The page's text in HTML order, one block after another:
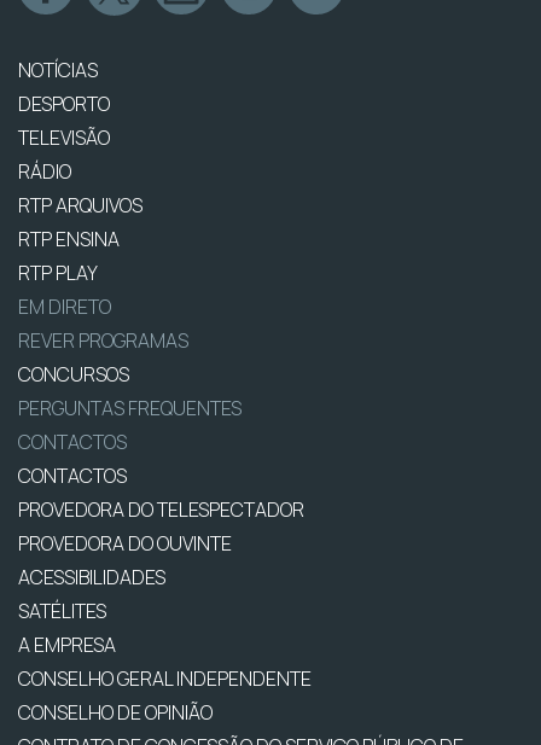
NOTÍCIAS
DESPORTO
TELEVISÃO
RÁDIO
RTP ARQUIVOS
RTP ENSINA
RTP PLAY
EM DIRETO
REVER PROGRAMAS
CONCURSOS
PERGUNTAS FREQUENTES
CONTACTOS
CONTACTOS
PROVEDORA DO TELESPECTADOR
PROVEDORA DO OUVINTE
ACESSIBILIDADES
SATÉLITES
A EMPRESA
CONSELHO GERAL INDEPENDENTE
CONSELHO DE OPINIÃO